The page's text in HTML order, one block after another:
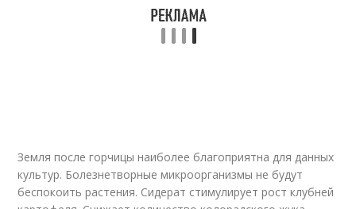
Земля после горчицы наиболее благоприятна для данных
культур. Болезнетворные микроорганизмы не будут
беспокоить растения. Сидерат стимулирует рост клубней